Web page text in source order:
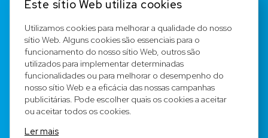
Registar
Equipa
Notícia legal
Este sítio Web utiliza cookies
Utilizamos cookies para melhorar a qualidade do nosso
sítio Web. Alguns cookies são essenciais para o
funcionamento do nosso sítio Web, outros são
utilizados para implementar determinadas
funcionalidades ou para melhorar o desempenho do
nosso sítio Web e a eficácia das nossas campanhas
publicitárias. Pode escolher quais os cookies a aceitar
ou aceitar todos os cookies.
Ler mais